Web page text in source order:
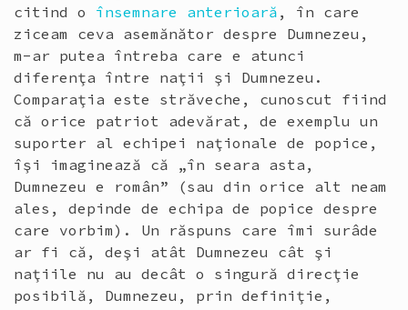
citind o însemnare anterioară , în care
ziceam ceva asemănător despre Dumnezeu,
m-ar putea întreba care e atunci
diferenţa între naţii şi Dumnezeu.
Comparaţia este străveche, cunoscut fiind
că orice patriot adevărat, de exemplu un
suporter al echipei naţionale de popice,
îşi imaginează că „în seara asta,
Dumnezeu e român” (sau din orice alt neam
ales, depinde de echipa de popice despre
care vorbim). Un răspuns care îmi surâde
ar fi că, deşi atât Dumnezeu cât şi
naţiile nu au decât o singură direcţie
posibilă, Dumnezeu, prin definiţie,